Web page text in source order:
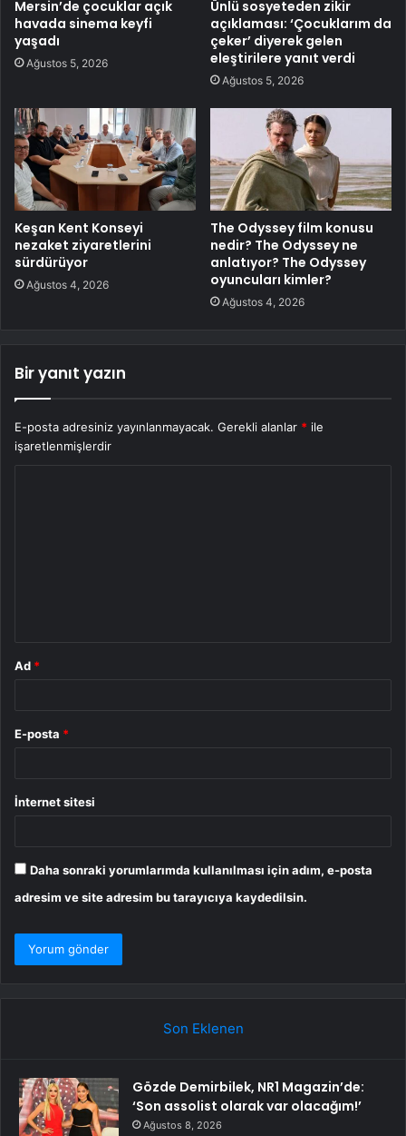
Mersin’de çocuklar açık
havada sinema keyfi
yaşadı
Ağustos 5, 2026
Ünlü sosyeteden zikir
açıklaması: ‘Çocuklarım da
çeker’ diyerek gelen
eleştirilere yanıt verdi
Ağustos 5, 2026
Keşan Kent Konseyi
nezaket ziyaretlerini
sürdürüyor
Ağustos 4, 2026
The Odyssey film konusu
nedir? The Odyssey ne
anlatıyor? The Odyssey
oyuncuları kimler?
Ağustos 4, 2026
Bir yanıt yazın
E-posta adresiniz yayınlanmayacak. Gerekli alanlar * ile
işaretlenmişlerdir
Ad *
E-posta *
İnternet sitesi
Daha sonraki yorumlarımda kullanılması için adım, e-posta
adresim ve site adresim bu tarayıcıya kaydedilsin.
Son Eklenen
Gözde Demirbilek, NR1 Magazin’de:
‘Son assolist olarak var olacağım!’
Ağustos 8, 2026